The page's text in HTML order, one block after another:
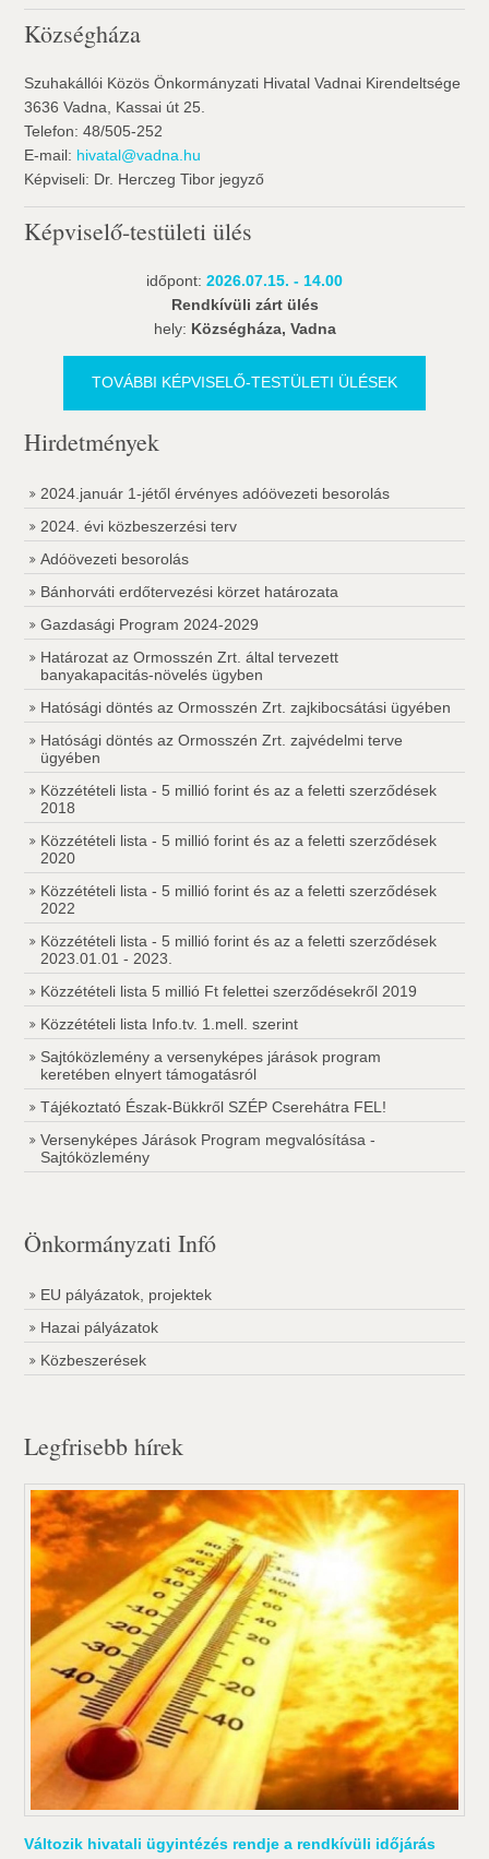
Községháza
Szuhakállói Közös Önkormányzati Hivatal Vadnai Kirendeltsége
3636 Vadna, Kassai út 25.
Telefon: 48/505-252
E-mail: hivatal@vadna.hu
Képviseli: Dr. Herczeg Tibor jegyző
Képviselő-testületi ülés
időpont: 2026.07.15. - 14.00
Rendkívüli zárt ülés
hely: Községháza, Vadna
TOVÁBBI KÉPVISELŐ-TESTÜLETI ÜLÉSEK
Hirdetmények
2024.január 1-jétől érvényes adóövezeti besorolás
2024. évi közbeszerzési terv
Adóövezeti besorolás
Bánhorváti erdőtervezési körzet határozata
Gazdasági Program 2024-2029
Határozat az Ormosszén Zrt. által tervezett
banyakapacitás-növelés ügyben
Hatósági döntés az Ormosszén Zrt. zajkibocsátási ügyében
Hatósági döntés az Ormosszén Zrt. zajvédelmi terve
ügyében
Közzétételi lista - 5 millió forint és az a feletti szerződések
2018
Közzétételi lista - 5 millió forint és az a feletti szerződések
2020
Közzétételi lista - 5 millió forint és az a feletti szerződések
2022
Közzétételi lista - 5 millió forint és az a feletti szerződések
2023.01.01 - 2023.
Közzétételi lista 5 millió Ft felettei szerződésekről 2019
Közzétételi lista Info.tv. 1.mell. szerint
Sajtóközlemény a versenyképes járások program
keretében elnyert támogatásról
Tájékoztató Észak-Bükkről SZÉP Cserehátra FEL!
Versenyképes Járások Program megvalósítása -
Sajtóközlemény
Önkormányzati Infó
EU pályázatok, projektek
Hazai pályázatok
Közbeszerések
Legfrisebb hírek
Változik hivatali ügyintézés rendje a rendkívüli időjárás